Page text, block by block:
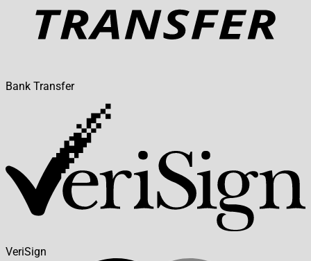
Bank Transfer
VeriSign